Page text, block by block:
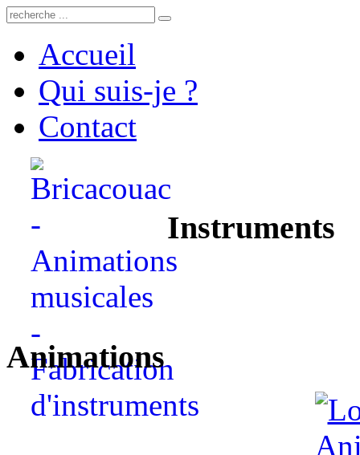
Accueil
Qui suis-je ?
Contact
Instruments
Animations